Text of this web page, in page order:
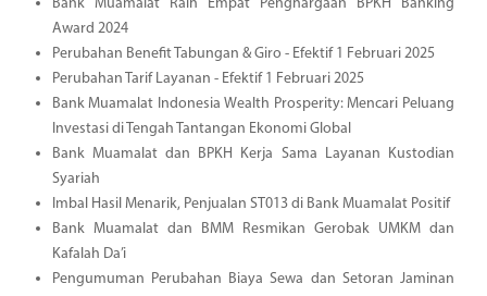
Bank Muamalat Raih Empat Penghargaan BPKH Banking
Award 2024
Perubahan Benefit Tabungan & Giro - Efektif 1 Februari 2025
Perubahan Tarif Layanan - Efektif 1 Februari 2025
Bank Muamalat Indonesia Wealth Prosperity: Mencari Peluang
Investasi di Tengah Tantangan Ekonomi Global
Bank Muamalat dan BPKH Kerja Sama Layanan Kustodian
Syariah
Imbal Hasil Menarik, Penjualan ST013 di Bank Muamalat Positif
Bank Muamalat dan BMM Resmikan Gerobak UMKM dan
Kafalah Da’i
Pengumuman Perubahan Biaya Sewa dan Setoran Jaminan